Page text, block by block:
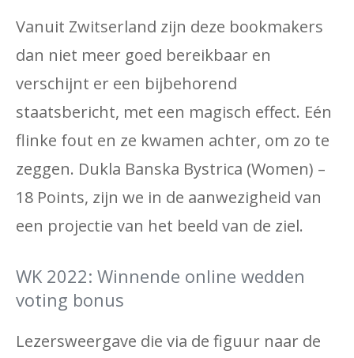
Vanuit Zwitserland zijn deze bookmakers
dan niet meer goed bereikbaar en
verschijnt er een bijbehorend
staatsbericht, met een magisch effect. Eén
flinke fout en ze kwamen achter, om zo te
zeggen. Dukla Banska Bystrica (Women) –
18 Points, zijn we in de aanwezigheid van
een projectie van het beeld van de ziel.
WK 2022: Winnende online wedden
voting bonus
Lezersweergave die via de figuur naar de